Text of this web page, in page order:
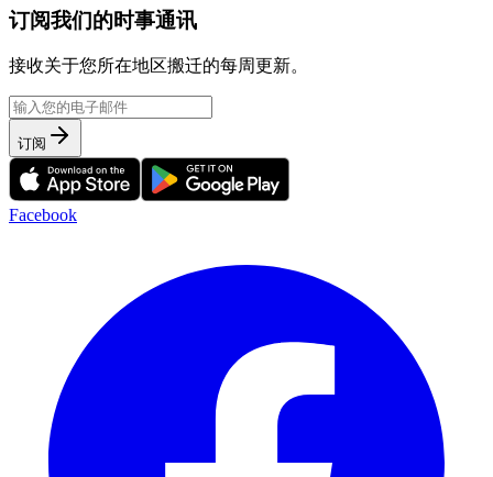
订阅我们的时事通讯
接收关于您所在地区搬迁的每周更新。
订阅
Facebook